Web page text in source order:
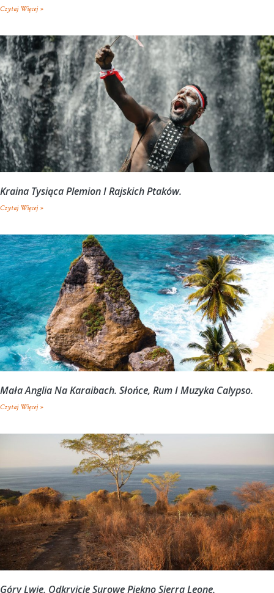
Czytaj Więcej »
Kraina Tysiąca Plemion I Rajskich Ptaków.
Czytaj Więcej »
Mała Anglia Na Karaibach. Słońce, Rum I Muzyka Calypso.
Czytaj Więcej »
Góry Lwie. Odkryjcie Surowe Piękno Sierra Leone.